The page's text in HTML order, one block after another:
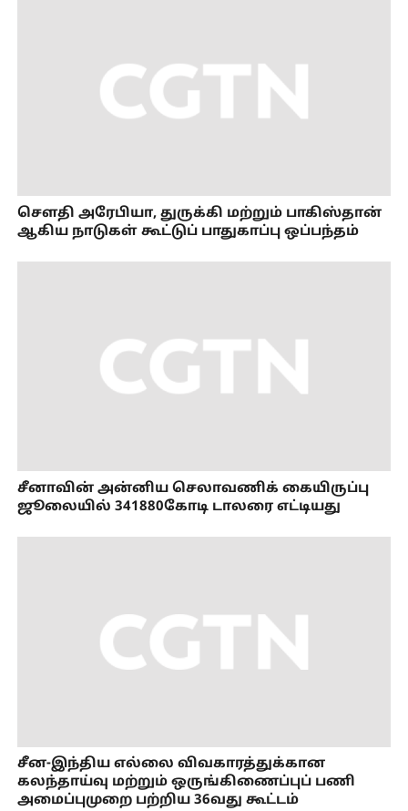
செளதி அரேபியா, துருக்கி மற்றும் பாகிஸ்தான்
ஆகிய நாடுகள் கூட்டுப் பாதுகாப்பு ஒப்பந்தம்
சீனாவின் அன்னிய செலாவணிக் கையிருப்பு
ஜூலையில் 341880கோடி டாலரை எட்டியது
சீன-இந்திய எல்லை விவகாரத்துக்கான
கலந்தாய்வு மற்றும் ஒருங்கிணைப்புப் பணி
அமைப்புமுறை பற்றிய 36வது கூட்டம்